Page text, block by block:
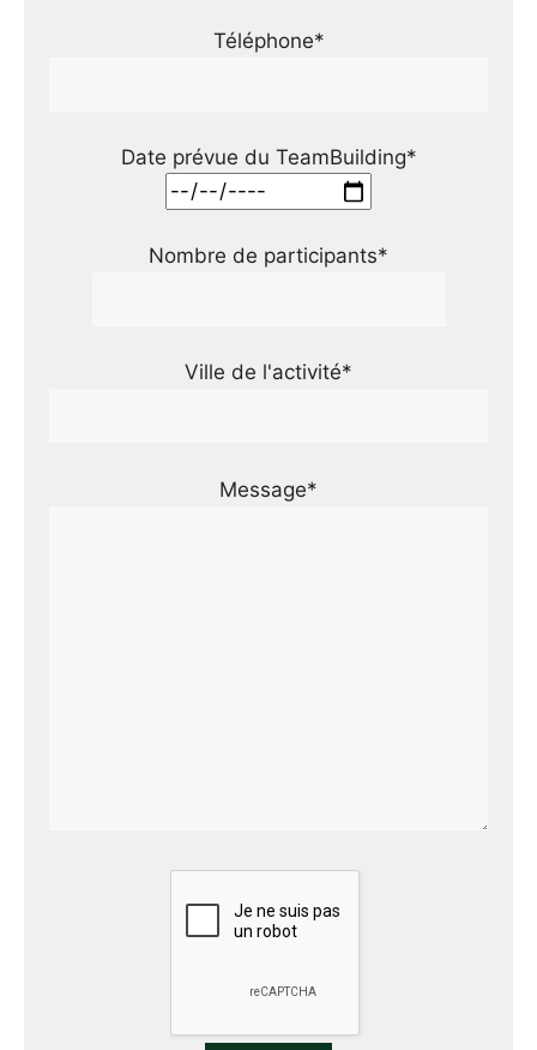
Téléphone*
Date prévue du TeamBuilding*
Nombre de participants*
Ville de l'activité*
Message*